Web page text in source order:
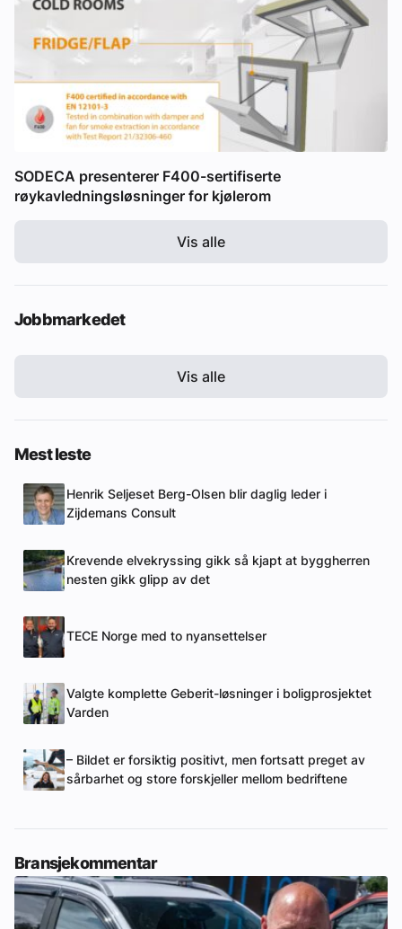
SODECA presenterer F400-sertifiserte
røykavledningsløsninger for kjølerom
Vis alle
Jobbmarkedet
Vis alle
Mest leste
Henrik Seljeset Berg-Olsen blir daglig leder i
Zijdemans Consult
Krevende elvekryssing gikk så kjapt at byggherren
nesten gikk glipp av det
TECE Norge med to nyansettelser
Valgte komplette Geberit-løsninger i boligprosjektet
Varden
– Bildet er forsiktig positivt, men fortsatt preget av
sårbarhet og store forskjeller mellom bedriftene
Bransjekommentar